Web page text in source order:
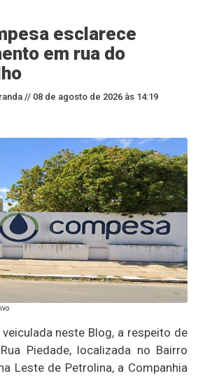
esclarece
em rua do
// 08 de agosto de 2026 às 14:19
neste Blog, a respeito de
Piedade, localizada no Bairro
Leste de Petrolina, a Companhia